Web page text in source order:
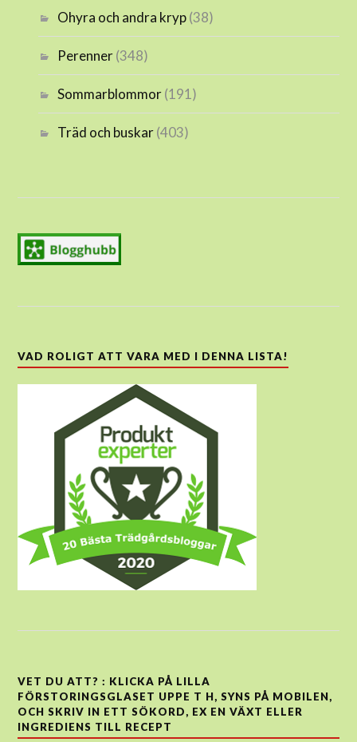
Ohyra och andra kryp(38)
Perenner(348)
Sommarblommor(191)
Träd och buskar(403)
VAD ROLIGT ATT VARA MED I DENNA LISTA!
VET DU ATT? : KLICKA PÅ LILLA
FÖRSTORINGSGLASET UPPE T H, SYNS PÅ MOBILEN,
OCH SKRIV IN ETT SÖKORD, EX EN VÄXT ELLER
INGREDIENS TILL RECEPT